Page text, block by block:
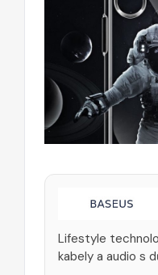
Lifestyle
kabely a audio s